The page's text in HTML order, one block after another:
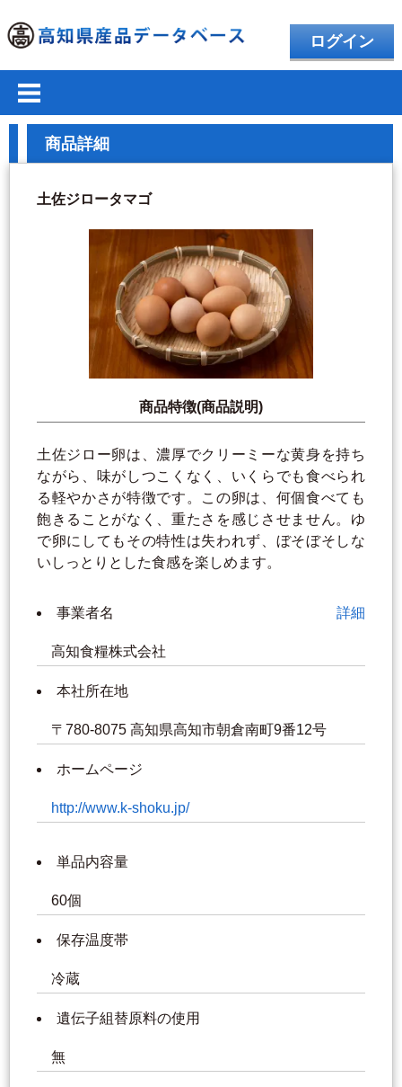
ログイン
商品詳細
土佐ジロータマゴ
商品特徴(商品説明)
土佐ジロー卵は、濃厚でクリーミーな黄身を持ち
ながら、味がしつこくなく、いくらでも食べられ
る軽やかさが特徴です。この卵は、何個食べても
飽きることがなく、重たさを感じさせません。ゆ
で卵にしてもその特性は失われず、ぼそぼそしな
いしっとりとした食感を楽しめます。
事業者名 詳細
高知食糧株式会社
本社所在地
〒780-8075 高知県高知市朝倉南町9番12号
ホームページ
http://www.k-shoku.jp/
単品内容量
60個
保存温度帯
冷蔵
遺伝子組替原料の使用
無